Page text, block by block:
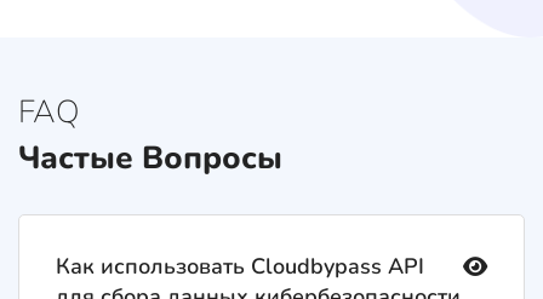
FAQ
Частые Вопросы
Как использовать Cloudbypass API